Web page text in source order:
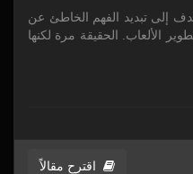
إلى تبديد الفهم الخاطئ عن
الألعاب. الحقيقة مرة لكنها
اقترح مقالاً